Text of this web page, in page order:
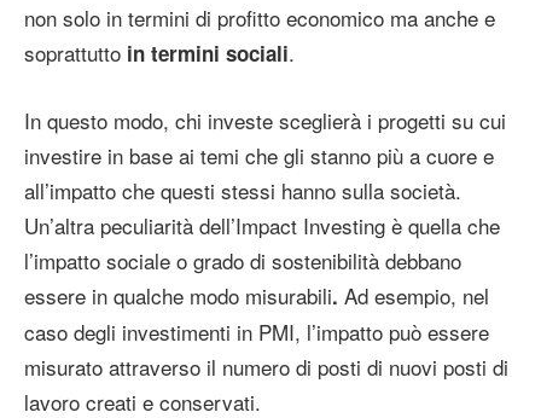
non solo in termini di profitto economico ma anche e
soprattutto in termini sociali.
In questo modo, chi investe sceglierà i progetti su cui
investire in base ai temi che gli stanno più a cuore e
all’impatto che questi stessi hanno sulla società.
Un’altra peculiarità dell’Impact Investing è quella che
l’impatto sociale o grado di sostenibilità debbano
essere in qualche modo misurabili. Ad esempio, nel
caso degli investimenti in PMI, l’impatto può essere
misurato attraverso il numero di posti di nuovi posti di
lavoro creati e conservati.